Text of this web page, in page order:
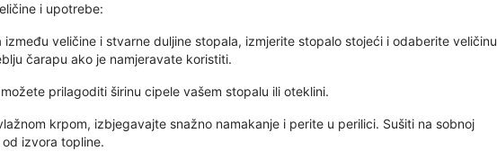
i upotrebe:
veličine i stvarne duljine stopala, izmjerite stopalo stojeći i odaberite veličinu
čarapu ako je namjeravate koristiti.
prilagoditi širinu cipele vašem stopalu ili oteklini.
krpom, izbjegavajte snažno namakanje i perite u perilici. Sušiti na sobnoj
izvora topline.